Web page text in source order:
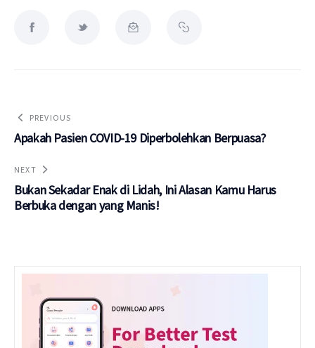
PREVIOUS
Apakah Pasien COVID-19 Diperbolehkan Berpuasa?
NEXT
Bukan Sekadar Enak di Lidah, Ini Alasan Kamu Harus
Berbuka dengan yang Manis!